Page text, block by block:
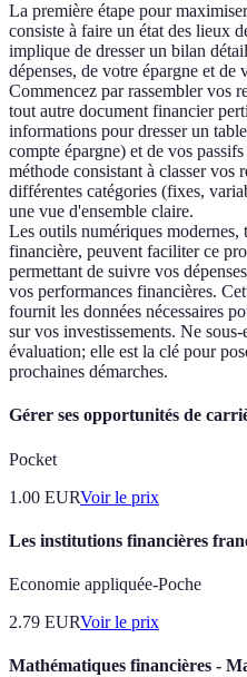
La première étape pour
consiste à faire un état des lieux
implique de dresser un bilan
dépenses, de votre épargne et de
Commencez par rassembler vos
tout autre document financier
informations pour dresser un
compte épargne) et de vos
méthode consistant à classer vos
différentes catégories (fixes,
une vue d'ensemble claire.
Les outils numériques modernes,
financière, peuvent faciliter ce
permettant de suivre vos
vos performances financières.
fournit les données nécessaires
sur vos investissements. Ne
évaluation; elle est la clé pour
prochaines démarches.
Gérer ses opportunités de
Pocket
1.00 EURVoir le prix
Les institutions financières
Economie appliquée-Poche
2.79 EURVoir le prix
Mathématiques financières -